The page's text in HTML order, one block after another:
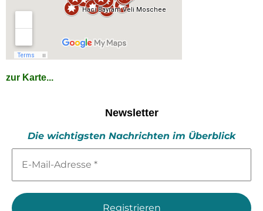
zur Karte...
Newsletter
Die wichtigsten Nachrichten im Überblick
Mail-
*